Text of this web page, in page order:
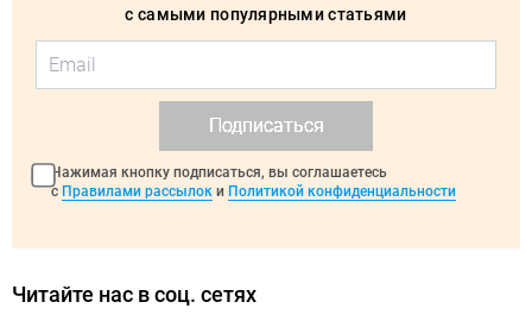
с самыми популярными статьями
Подписаться
Нажимая кнопку подписаться, вы соглашаетесь
с Правилами рассылок и Политикой конфиденциальности
Читайте нас в соц. сетях